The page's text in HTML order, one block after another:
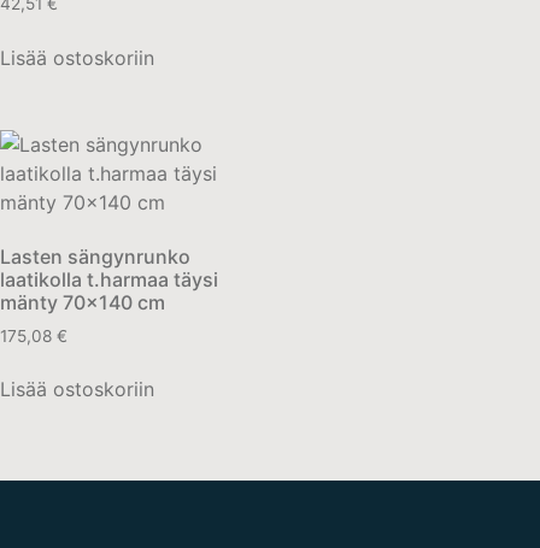
Lisää ostoskoriin
Lasten sängynrunko
laatikolla t.harmaa täysi
mänty 70×140 cm
175,08 €
Lisää ostoskoriin